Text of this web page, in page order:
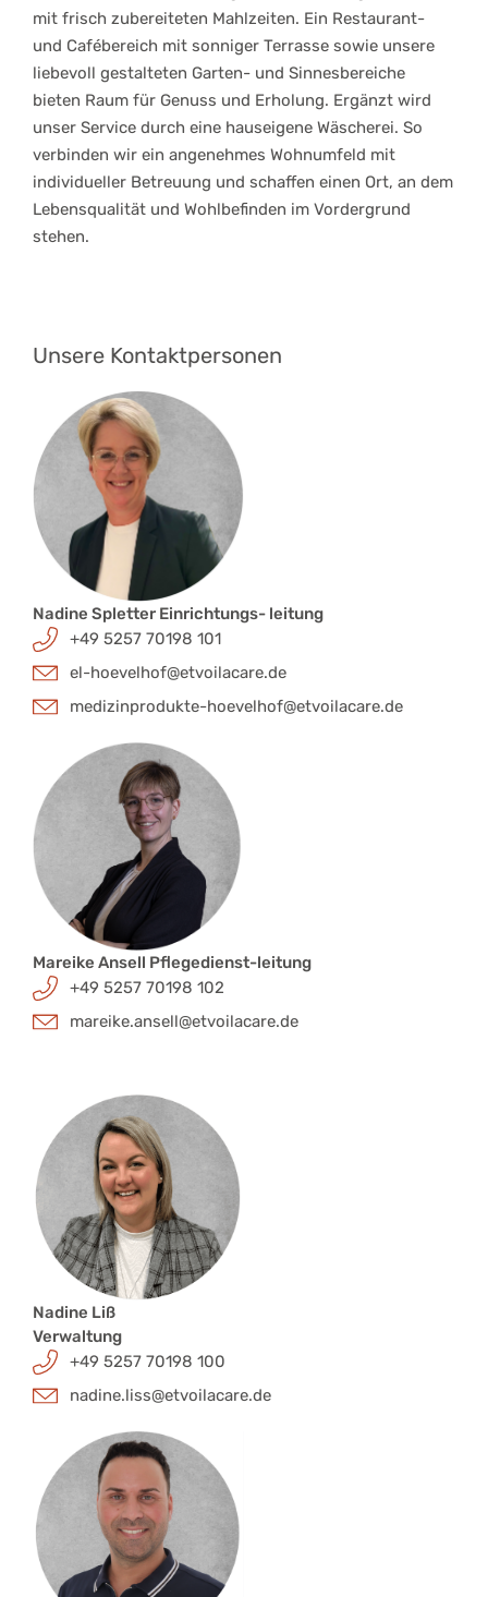
mit frisch zubereiteten Mahlzeiten. Ein Restaurant-
und Cafébereich mit sonniger Terrasse sowie unsere
liebevoll gestalteten Garten- und Sinnesbereiche
bieten Raum für Genuss und Erholung. Ergänzt wird
unser Service durch eine hauseigene Wäscherei. So
verbinden wir ein angenehmes Wohnumfeld mit
individueller Betreuung und schaffen einen Ort, an dem
Lebensqualität und Wohlbefinden im Vordergrund
stehen.
Unsere Kontaktpersonen
Nadine Spletter Einrichtungs- leitung
+49 5257 70198 101
el-hoevelhof@etvoilacare.de
medizinprodukte-hoevelhof@etvoilacare.de
Mareike Ansell Pflegedienst-leitung
+49 5257 70198 102​
mareike.ansell@etvoilacare.de
Nadine Liß
Verwaltung
+49 5257 70198 100
nadine.liss@etvoilacare.de